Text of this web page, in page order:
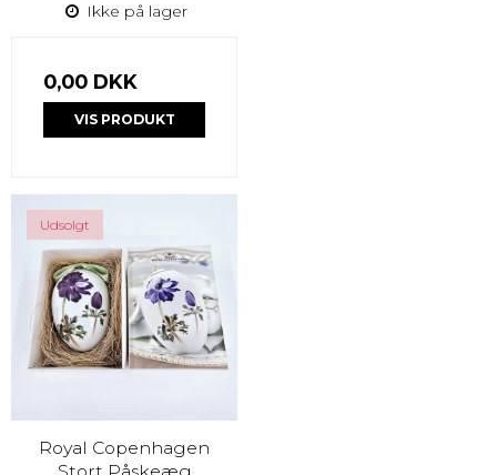
Ikke på lager
0,00 DKK
VIS PRODUKT
Udsolgt
Royal Copenhagen